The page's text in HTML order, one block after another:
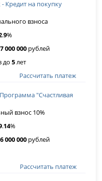
Кредит на покупку
взноса
.9%
7 000 000 рублей
до5лет
Рассчитать платеж
"Счастливая
взнос 10%
.14%
6 000 000 рублей
Рассчитать платеж